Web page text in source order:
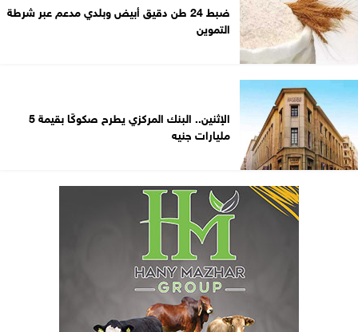
ضبط 24 طن دقيق أبيض وبلدي مدعم عبر شرطة
التموين
الإثنين.. البنك المركزي يطرح صكوكًا بقيمة 5
مليارات جنيه